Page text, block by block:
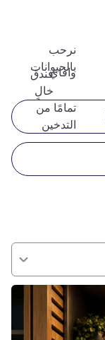
نرحب
بالحيوانات
وافايفندق
خالٍ
تمامًا من
التدخين